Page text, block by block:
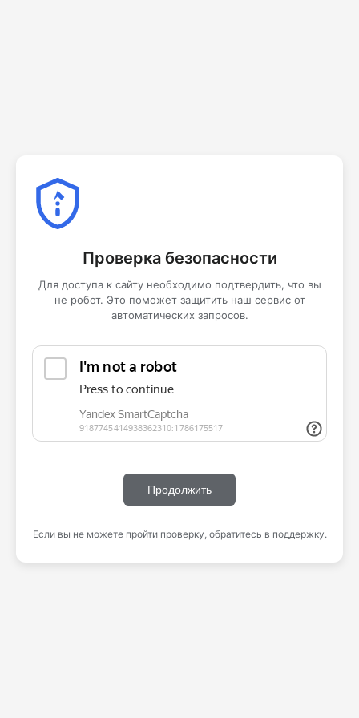
Проверка безопасности
Для доступа к сайту необходимо подтвердить, что вы
не робот. Это поможет защитить наш сервис от
автоматических запросов.
Продолжить
Если вы не можете пройти проверку, обратитесь в поддержку.